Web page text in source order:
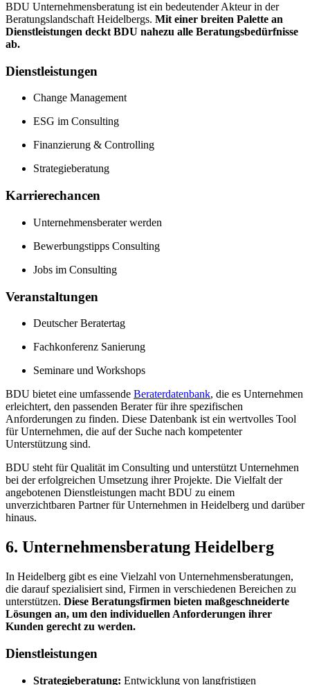
BDU Unternehmensberatung ist ein bedeutender Akteur in der
Beratungslandschaft Heidelbergs. Mit einer breiten Palette an
Dienstleistungen deckt BDU nahezu alle Beratungsbedürfnisse
ab.
Dienstleistungen
Change Management
ESG im Consulting
Finanzierung & Controlling
Strategieberatung
Karrierechancen
Unternehmensberater werden
Bewerbungstipps Consulting
Jobs im Consulting
Veranstaltungen
Deutscher Beratertag
Fachkonferenz Sanierung
Seminare und Workshops
BDU bietet eine umfassende Beraterdatenbank, die es Unternehmen
erleichtert, den passenden Berater für ihre spezifischen
Anforderungen zu finden. Diese Datenbank ist ein wertvolles Tool
für Unternehmen, die auf der Suche nach kompetenter
Unterstützung sind.
BDU steht für Qualität im Consulting und unterstützt Unternehmen
bei der erfolgreichen Umsetzung ihrer Projekte. Die Vielfalt der
angebotenen Dienstleistungen macht BDU zu einem
unverzichtbaren Partner für Unternehmen in Heidelberg und darüber
hinaus.
6. Unternehmensberatung Heidelberg
In Heidelberg gibt es eine Vielzahl von Unternehmensberatungen,
die darauf spezialisiert sind, Firmen in verschiedenen Bereichen zu
unterstützen. Diese Beratungsfirmen bieten maßgeschneiderte
Lösungen an, um den individuellen Anforderungen ihrer
Kunden gerecht zu werden.
Dienstleistungen
Strategieberatung: Entwicklung von langfristigen